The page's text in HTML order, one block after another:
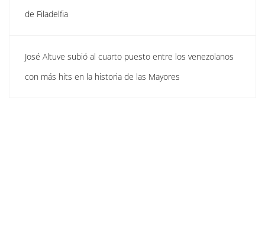
de Filadelfia
José Altuve subió al cuarto puesto entre los venezolanos
con más hits en la historia de las Mayores